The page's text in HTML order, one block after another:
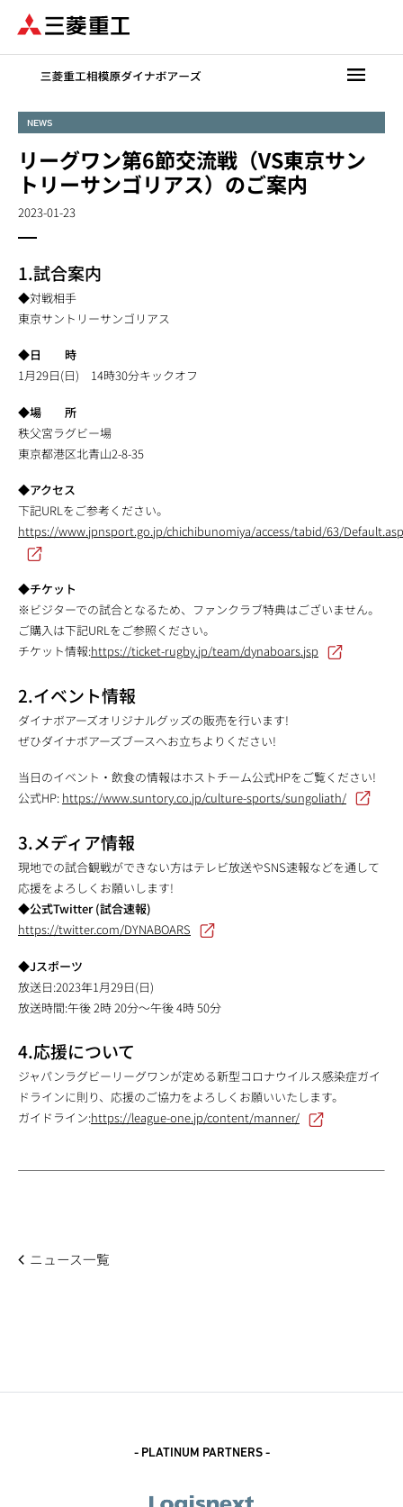
ン
NEWS
リーグワン第6節交流戦（VS東京サン
トリーサンゴリアス）のご案内
2023-01-23
1.試合案内
◆対戦相手
東京サントリーサンゴリアス
◆日 時
1月29日(日) 14時30分キックオフ
◆場 所
秩父宮ラグビー場
東京都港区北青山2-8-35
◆アクセス
下記URLをご参考ください。
https://www.jpnsport.go.jp/chichibunomiya/access/tabid/63/
◆チケット
※ビジターでの試合となるため、ファンクラブ特典はございません。
ご購入は下記URLをご参照ください。
チケット情報:https://ticket-rugby.jp/team/dynaboars.jsp
2.イベント情報
ダイナボアーズオリジナルグッズの販売を行います!
ぜひダイナボアーズブースへお立ちよりください!
当日のイベント・飲食の情報はホストチーム公式HPをご覧ください!
公式HP: https://www.suntory.co.jp/culture-sports/sungoliath/
3.メディア情報
現地での試合観戦ができない方はテレビ放送やSNS速報などを通して
応援をよろしくお願いします!
◆公式Twitter (試合速報)
https://twitter.com/DYNABOARS
◆Jスポーツ
放送日:2023年1月29日(日)
放送時間:午後 2時 20分～午後 4時 50分
4.応援について
ジャパンラグビーリーグワンが定める新型コロナウイルス感染症ガイ
ドラインに則り、応援のご協力をよろしくお願いいたします。
ガイドライン:https://league-one.jp/content/manner/
ニュース一覧
- PLATINUM PARTNERS -